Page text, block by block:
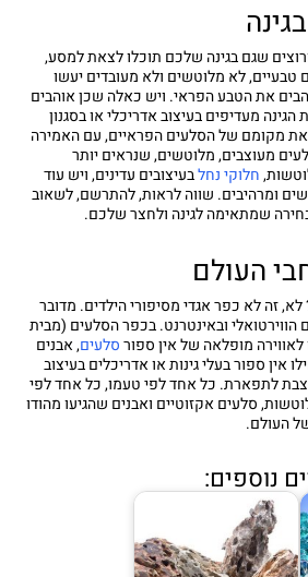
שגם בגינה שלכם תוכלו לצאת למסע,
טבעיים, לא מלוטשים ולא מעובדים יעשו
את הטבע הפראי. ויש כאלה שכן אוהבים
מעדיפים בעיצוב אדריכלי או בסגנון
את מקומם של הסלעים הפראיים, עם האמירה
מעוצבים, מלוטשים, שנראים יותר
חלוקי נחלבעיצובים עדינים, ויש עוד
ומרהיבים. שווה לראות, להתרשם, לשאוב
שמתאימה לגינה ולחצר שלכם.
העולם
זה לא כפר אגדי מסיפורי הילדים. מדובר
ובאינטרנט. בכפר הסלעים (מבית
מופלאה של אין ספורסלעים, אבנים
אין ספור בעלי גינות או אדריכלים בעיצוב
לתפארת. כל אחד לפי טעמו, כל אחד לפי
סלעים אקזוטיים ואבנים שהגיעו מהודו
העולם.
נוספים: